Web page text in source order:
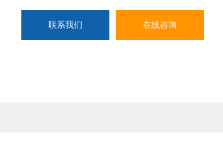
联系我们 在线咨询